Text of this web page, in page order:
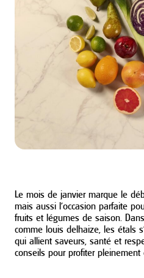
Le mois de janvier marque le
mais aussi l’occasion parfaite
fruits et légumes de saison.
comme louis delhaize, les étals
qui allient saveurs, santé et
conseils pour profiter pleinement